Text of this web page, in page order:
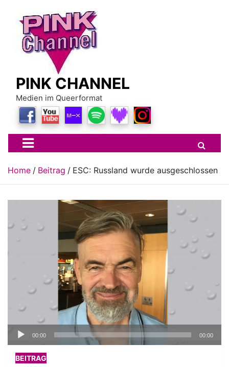
content
PINK CHANNEL
Medien im Queerformat
Home Beitrag ESC: Russland wurde ausgeschlossen
Audio-
Player
00:00 00:00
BEITRAG